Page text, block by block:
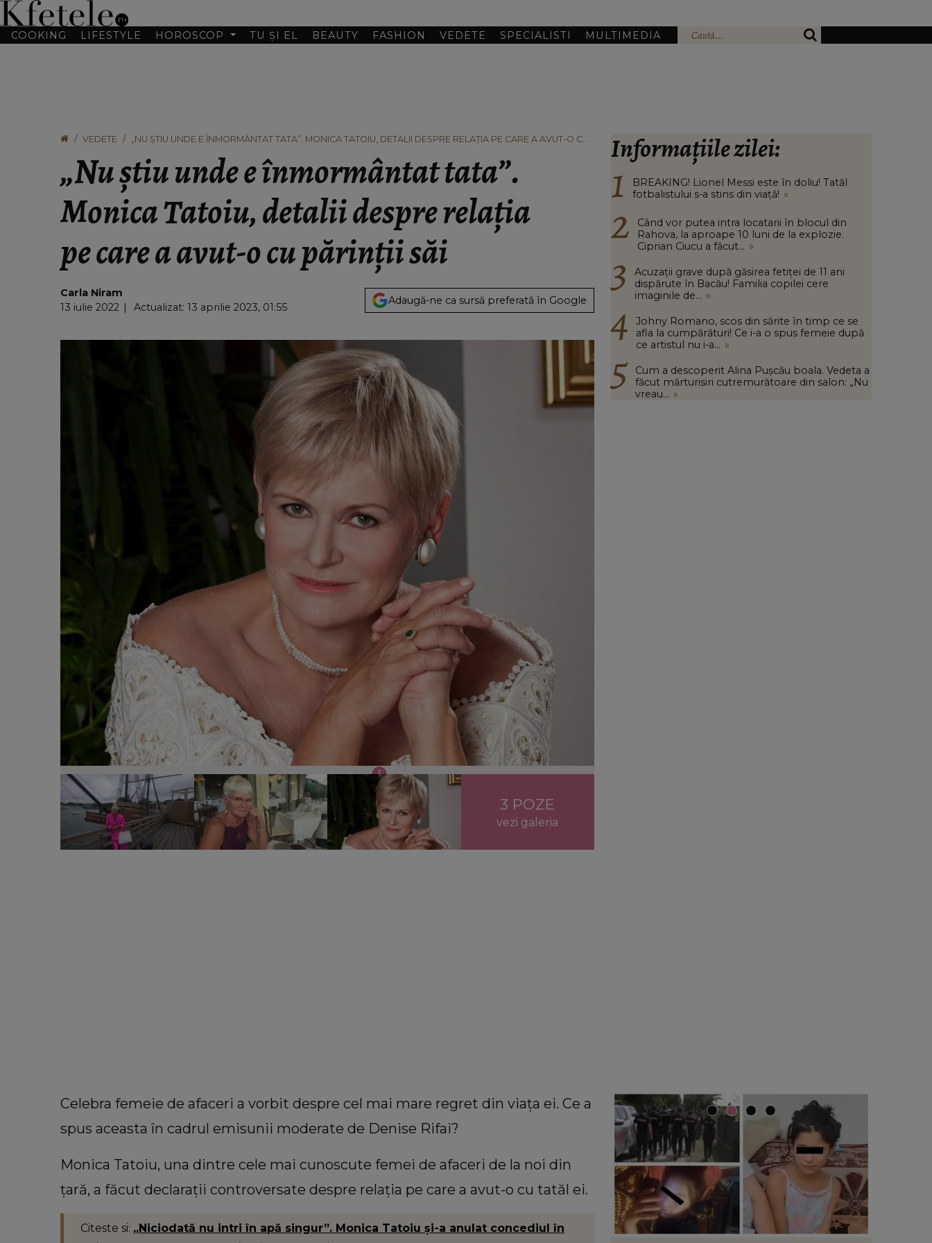
COOKING LIFESTYLE HOROSCOP TU ȘI EL BEAUTY FASHION VEDETE SPECIALISTI MULTIMEDIA
VEDETE
„NU ȘTIU UNDE E ÎNMORMÂNTAT TATA”. MONICA TATOIU, DETALII DESPRE RELAȚIA PE CARE A AVUT-O CU
„Nu știu unde e înmormântat tata”.
Monica Tatoiu, detalii despre relația
pe care a avut-o cu părinții săi
Carla Niram
13 iulie 2022
Actualizat: 13 aprilie 2023, 01:55
Adaugă-ne ca sursă preferată în Google
Monica Tatoiu, detalii despre relația pe care a avut-o cu părinții săi
3 POZE
vezi galeria
Informațiile zilei:
BREAKING! Lionel Messi este în doliu! Tatăl
fotbalistului s-a stins din viață! »
Când vor putea intra locatarii în blocul din
Rahova, la aproape 10 luni de la explozie.
Ciprian Ciucu a făcut... »
Acuzații grave după găsirea fetiței de 11 ani
dispărute în Bacău! Familia copilei cere
imaginile de... »
Johny Romano, scos din sărite în timp ce se
afla la cumpărături! Ce i-a o spus femeie după
ce artistul nu i-a... »
Cum a descoperit Alina Pușcău boala. Vedeta a
făcut mărturisiri cutremurătoare din salon: „Nu
vreau... »
Celebra femeie de afaceri a vorbit despre cel mai mare regret din viața ei. Ce a
spus aceasta în cadrul emisunii moderate de Denise Rifai?
Monica Tatoiu, una dintre cele mai cunoscute femei de afaceri de la noi din
țară, a făcut declarații controversate despre relația pe care a avut-o cu tatăl ei.
Citeste si: „Niciodată nu intri în apă singur”. Monica Tatoiu și-a anulat concediul în